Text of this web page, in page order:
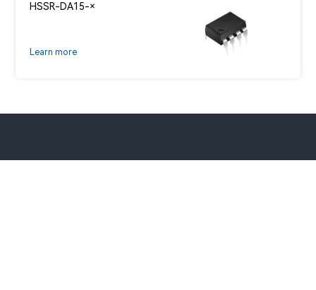
HSSR-DA15-×
Learn more